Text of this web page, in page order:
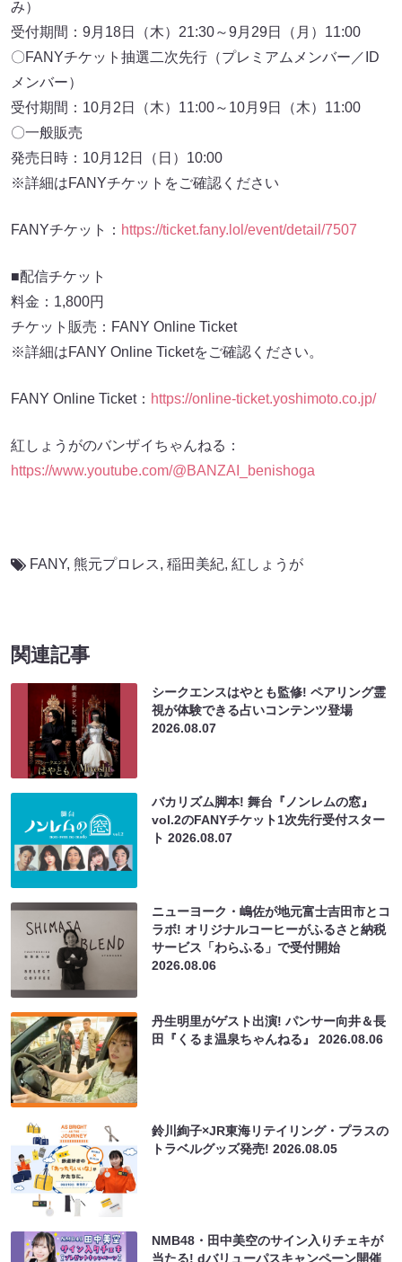
み）
受付期間：9月18日（木）21:30～9月29日（月）11:00
〇FANYチケット抽選二次先行（プレミアムメンバー／ID
メンバー）
受付期間：10月2日（木）11:00～10月9日（木）11:00
〇一般販売
発売日時：10月12日（日）10:00
※詳細はFANYチケットをご確認ください
FANYチケット： https://ticket.fany.lol/event/detail/7507
■配信チケット
料金：1,800円
チケット販売：FANY Online Ticket
※詳細はFANY Online Ticketをご確認ください。
FANY Online Ticket： https://online-ticket.yoshimoto.co.jp/
紅しょうがのバンザイちゃんねる：
https://www.youtube.com/@BANZAI_benishoga
FANY, 熊元プロレス, 稲田美紀, 紅しょうが
関連記事
シークエンスはやとも監修! ペアリング霊
視が体験できる占いコンテンツ登場
2026.08.07
バカリズム脚本! 舞台『ノンレムの窓』
vol.2のFANYチケット1次先行受付スター
ト2026.08.07
ニューヨーク・嶋佐が地元富士吉田市とコ
ラボ! オリジナルコーヒーがふるさと納税
サービス「わらふる」で受付開始
2026.08.06
丹生明里がゲスト出演! パンサー向井＆長
田『くるま温泉ちゃんねる』2026.08.06
鈴川絢子×JR東海リテイリング・プラスの
トラベルグッズ発売!2026.08.05
NMB48・田中美空のサイン入りチェキが
当たる! dバリューパスキャンペーン開催